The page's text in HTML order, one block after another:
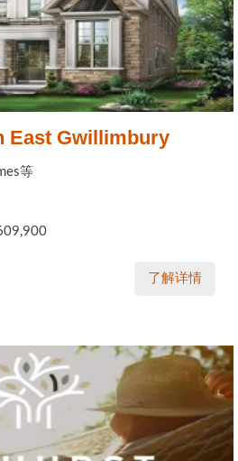
East Gwillimbury
等
了解详情